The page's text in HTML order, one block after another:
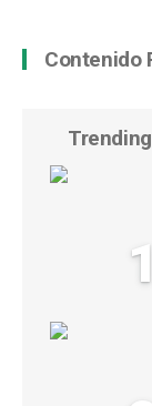
Contenido
Trending
1